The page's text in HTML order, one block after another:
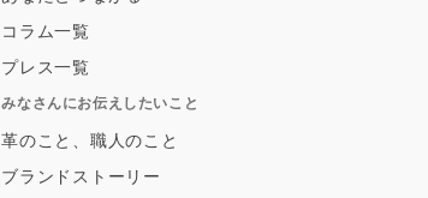
コラム一覧
プレス一覧
みなさんにお伝えしたいこと
革のこと、職人のこと
ブランドストーリー